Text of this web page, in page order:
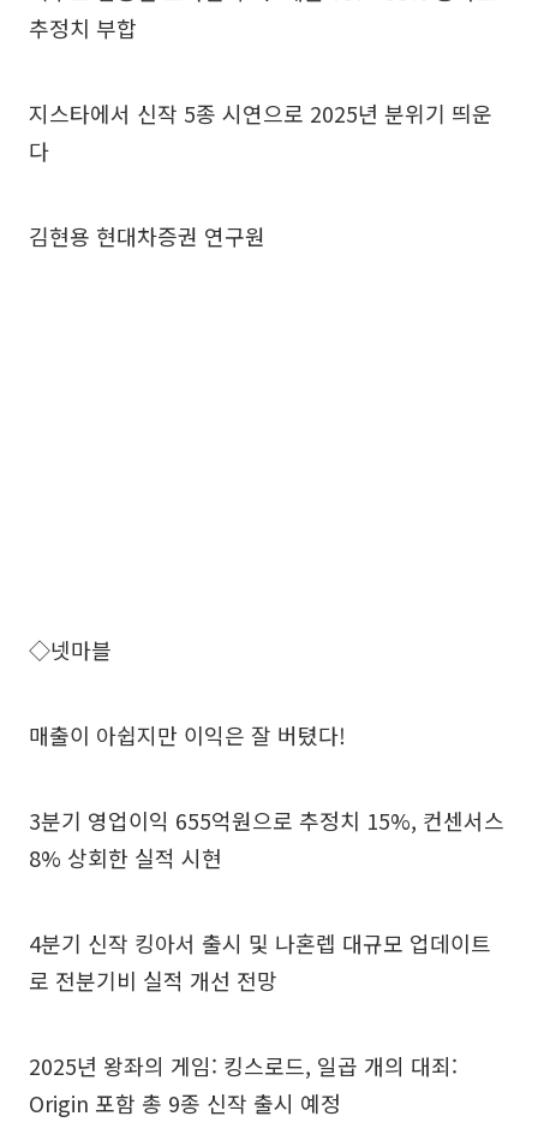
추정치 부합
지스타에서 신작 5종 시연으로 2025년 분위기 띄운
다
김현용 현대차증권 연구원
◇넷마블
매출이 아쉽지만 이익은 잘 버텼다!
3분기 영업이익 655억원으로 추정치 15%, 컨센서스
8% 상회한 실적 시현
4분기 신작 킹아서 출시 및 나혼렙 대규모 업데이트
로 전분기비 실적 개선 전망
2025년 왕좌의 게임: 킹스로드, 일곱 개의 대죄:
Origin 포함 총 9종 신작 출시 예정